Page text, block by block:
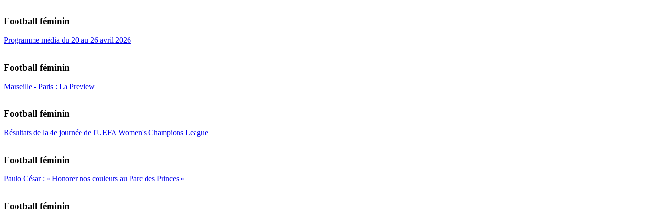
Football féminin
Programme média du 20 au 26 avril 2026
Football féminin
Marseille - Paris : La Preview
Football féminin
Résultats de la 4e journée de l'UEFA Women's Champions League
Football féminin
Paulo César : « Honorer nos couleurs au Parc des Princes »
Football féminin